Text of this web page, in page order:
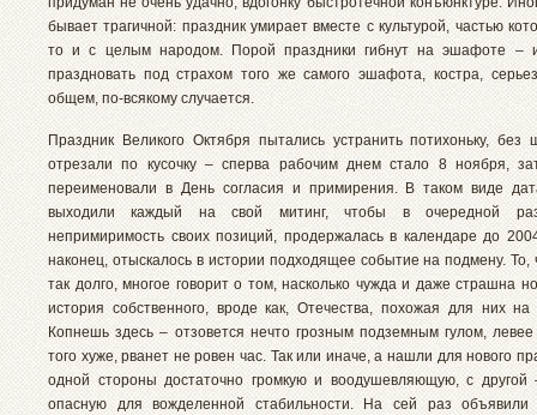
бывает трагичной: праздник умирает вместе с культурой, частью
то и с целым народом. Порой праздники гибнут на эшафоте –
праздновать под страхом того же самого эшафота, костра,
общем, по-всякому случается.
Праздник Великого Октября пытались устранить потихоньку,
отрезали по кусочку – сперва рабочим днем стало 8 ноября,
переименовали в День согласия и примирения. В таком виде
выходили каждый на свой митинг, чтобы в очередной раз
непримиримость своих позиций, продержалась в календаре до
наконец, отыскалось в истории подходящее событие на подмену. То,
так долго, многое говорит о том, насколько чужда и даже страшна
история собственного, вроде как, Отечества, похожая для них
Копнешь здесь – отзовется нечто грозным подземным гулом,
того хуже, рванет не ровен час. Так или иначе, а нашли для нового
одной стороны достаточно громкую и воодушевляющую, с
опасную для вожделенной стабильности. На сей раз